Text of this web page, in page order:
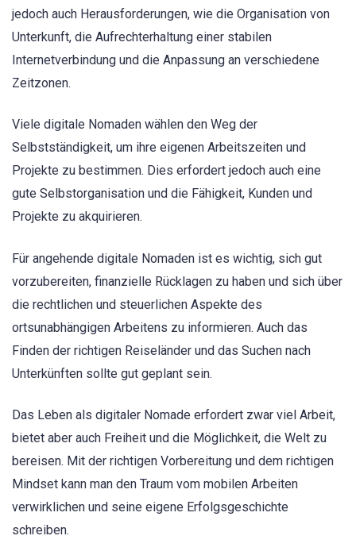
jedoch auch Herausforderungen, wie die Organisation von
Unterkunft, die Aufrechterhaltung einer stabilen
Internetverbindung und die Anpassung an verschiedene
Zeitzonen.
Viele digitale Nomaden wählen den Weg der
Selbstständigkeit, um ihre eigenen Arbeitszeiten und
Projekte zu bestimmen. Dies erfordert jedoch auch eine
gute Selbstorganisation und die Fähigkeit, Kunden und
Projekte zu akquirieren.
Für angehende digitale Nomaden ist es wichtig, sich gut
vorzubereiten, finanzielle Rücklagen zu haben und sich über
die rechtlichen und steuerlichen Aspekte des
ortsunabhängigen Arbeitens zu informieren. Auch das
Finden der richtigen Reiseländer und das Suchen nach
Unterkünften sollte gut geplant sein.
Das Leben als digitaler Nomade erfordert zwar viel Arbeit,
bietet aber auch Freiheit und die Möglichkeit, die Welt zu
bereisen. Mit der richtigen Vorbereitung und dem richtigen
Mindset kann man den Traum vom mobilen Arbeiten
verwirklichen und seine eigene Erfolgsgeschichte
schreiben.